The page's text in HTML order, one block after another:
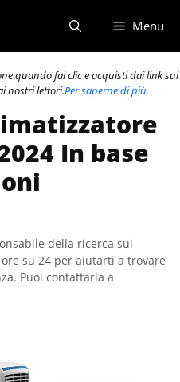
Menu
quando fai clic e acquisti dai link sul
nostri lettori.Per saperne di più.
In base
della ricerca sui
su 24 per aiutarti a trovare
Puoi contattarla a